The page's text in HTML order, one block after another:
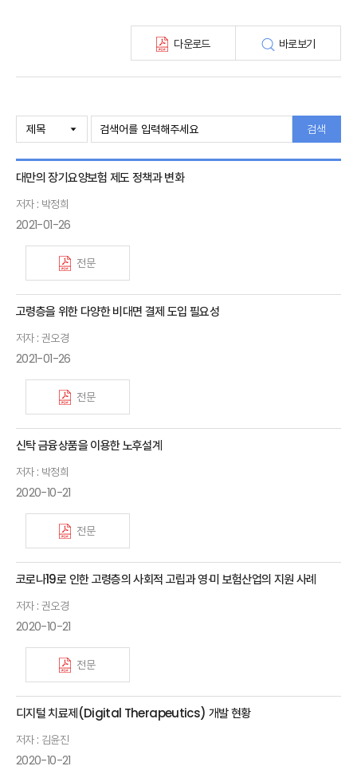
해외보험금융동향(종간)
다운로드 바로보기
검색
대만의 장기요양보험 제도 정책과 변화
저자 : 박정희
2021-01-26
전문
고령층을 위한 다양한 비대면 결제 도입 필요성
저자 : 권오경
2021-01-26
전문
신탁 금융상품을 이용한 노후설계
저자 : 박정희
2020-10-21
전문
코로나19로 인한 고령층의 사회적 고립과 영·미 보험산업의 지원 사례
저자 : 권오경
2020-10-21
전문
디지털 치료제(Digital Therapeutics) 개발 현황
저자 : 김윤진
2020-10-21